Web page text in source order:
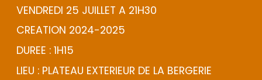
VENDREDI 25 JUILLET A 21H30
CREATION 2024-2025
DUREE : 1H15
LIEU : PLATEAU EXTERIEUR DE LA BERGERIE